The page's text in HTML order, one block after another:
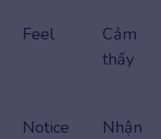
Feel
Cảm
thấy
Notice
Nhận